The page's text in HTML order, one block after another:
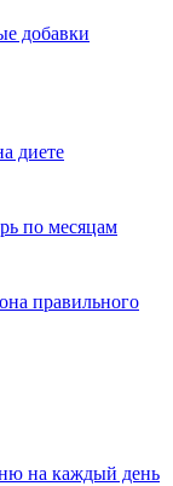
добавки
диете
по месяцам
правильного
на каждый день